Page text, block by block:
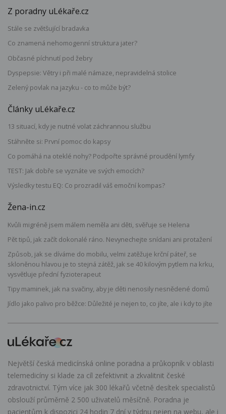
Z poradny uLékaře.cz
Stále se zvětšující bradavka
Co znamená nehomogenní struktura jater?
Občasné píchnutí pod žebry
Dyspepsie: Větry i při malé námaze, nepravidelná stolice
Zelený povlak na jazyku - co to může být?
Články uLékaře.cz
13 situací, kdy je nutné volat záchrannou službu
Stáhněte si: První pomoc do kapsy
Co pomáhá na oteklé nohy? Podpořte správné proudění lymfy
TEST: Jak dobře se vyznáte ve svých emocích?
Výsledky testu EQ: Co prozradil váš emoční kompas?
Žena-in.cz
Kvůli migréně jsem málem neměla ani děti, svěřuje se Helena
Pět tipů, jak začít dokonalé ráno. Nevynechejte snídani ani protažení
Způsob, jak se díváme do mobilu, velmi zatěžuje krční páteř, se
skloněnou hlavou je to stejná zátěž, jak se 40 kilovým pytlem na krku,
vysvětluje přední fyzioterapeut
Tipy maminek, jak na svačiny, aby je děti nenosily nesnědené domů
Jídlo jako palivo pro běžce: Důležité je nejen to, co jíte, ale i kdy to jíte
Největší česká medicínská online poradna a průkopník v oblasti
telemedicíny si klade za cíl zefektivnit a zkvalitnit české
zdravotnictví. Tým více jak 300 lékařů včetně desítek specialistů
obslouží průměrně 2 500 uživatelů měsíčně. Poradna je
pacientům k dispozici 24 hodin 7 dní v týdnu nejen na webu, ale i